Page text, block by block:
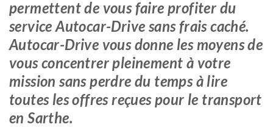
permettent de vous faire profiter du
service Autocar-Drive sans frais caché.
Autocar-Drive vous donne les moyens de
vous concentrer pleinement à votre
mission sans perdre du temps à lire
toutes les offres reçues pour le transport
en Sarthe.